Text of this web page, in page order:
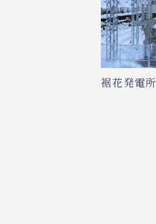
裾花発電所